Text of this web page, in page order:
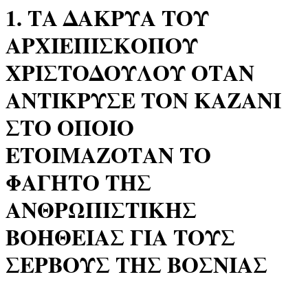
1. ΤΑ ΔΑΚΡΥΑ ΤΟΥ
ΑΡΧΙΕΠΙΣΚΟΠΟΥ
ΧΡΙΣΤΟΔΟΥΛΟΥ ΟΤΑΝ
ΑΝΤΙΚΡΥΣΕ ΤΟΝ ΚΑΖΑΝΙ
ΣΤΟ ΟΠΟΙΟ
ΕΤΟΙΜΑΖΟΤΑΝ ΤΟ
ΦΑΓΗΤΟ ΤΗΣ
ΑΝΘΡΩΠΙΣΤΙΚΗΣ
ΒΟΗΘΕΙΑΣ ΓΙΑ ΤΟΥΣ
ΣΕΡΒΟΥΣ ΤΗΣ ΒΟΣΝΙΑΣ